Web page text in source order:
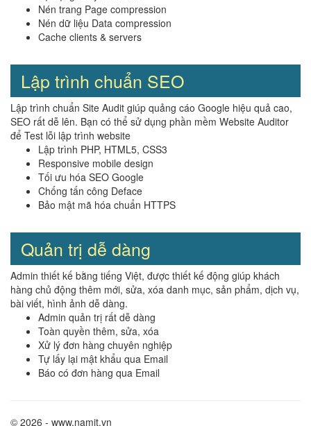
Nén trang Page compression
Nén dữ liệu Data compression
Cache clients & servers
Lập trình chuẩn SEO
Lập trình chuẩn Site Audit giúp quảng cáo Google hiệu quả cao,
SEO rất dễ lên. Bạn có thể sử dụng phần mềm Website Auditor
để Test lỗi lập trình website
Lập trình PHP, HTML5, CSS3
Responsive mobile design
Tối ưu hóa SEO Google
Chống tấn công Deface
Bảo mật mã hóa chuẩn HTTPS
Quản trị dễ dàng
Admin thiết kế bằng tiếng Việt, được thiết kế động giúp khách
hàng chủ động thêm mới, sửa, xóa danh mục, sản phẩm, dịch vụ,
bài viết, hình ảnh dễ dàng.
Admin quản trị rất dễ dàng
Toàn quyền thêm, sửa, xóa
Xử lý đơn hàng chuyên nghiệp
Tự lấy lại mật khẩu qua Email
Báo có đơn hàng qua Email
© 2026 - www.namit.vn